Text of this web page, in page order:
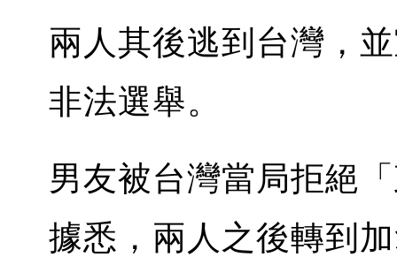
兩人其後逃到台灣，
非法選舉。
男友被台灣當局拒絕
據悉，兩人之後轉到